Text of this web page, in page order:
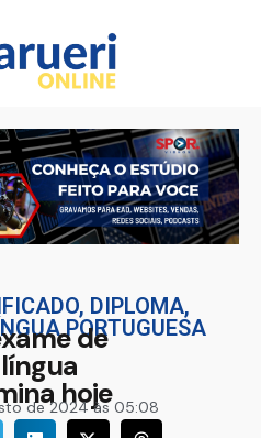
, DIPLOMA,
PORTUGUESA
de
hoje
de 2024 às 05:08